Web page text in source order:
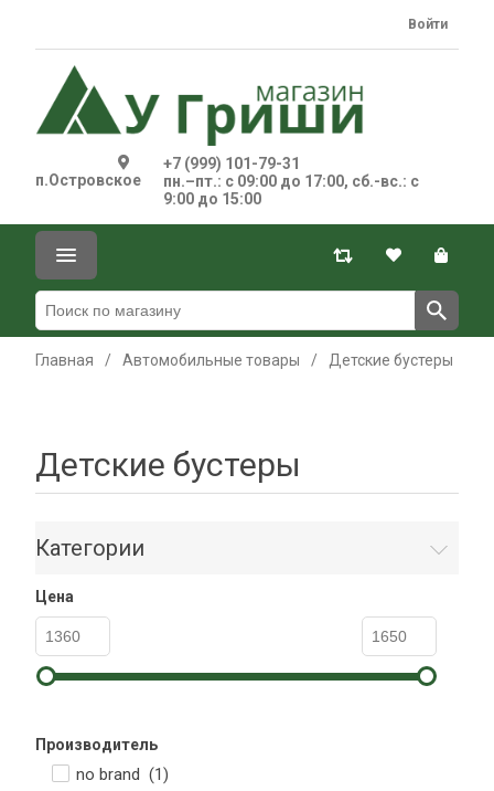
п.Островское
+7 (999) 101-79-31
пн.–пт.: с 09:00 до 17:00, сб.-вс.: с
9:00 до 15:00
Войти
Главная / Автомобильные товары / Детские бустеры
Детские бустеры
Категории
Цена
Производитель
no brand (1)